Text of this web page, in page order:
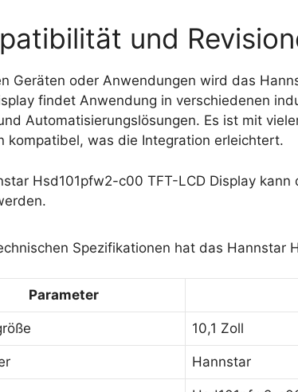
und
Geräten oder Anwendungen wird das
findet Anwendung in verschiedenen
Automatisierungslösungen. Es ist mit
kompatibel, was die Integration erleichtert.
Hsd101pfw2-c00 TFT-LCD Display
Spezifikationen hat das Hannstar
Parameter
10,1 Zoll
Hannstar